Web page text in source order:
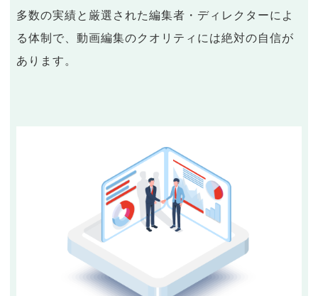
多数の実績と厳選された編集者・ディレクターによ
る体制で、動画編集のクオリティには絶対の自信が
あります。